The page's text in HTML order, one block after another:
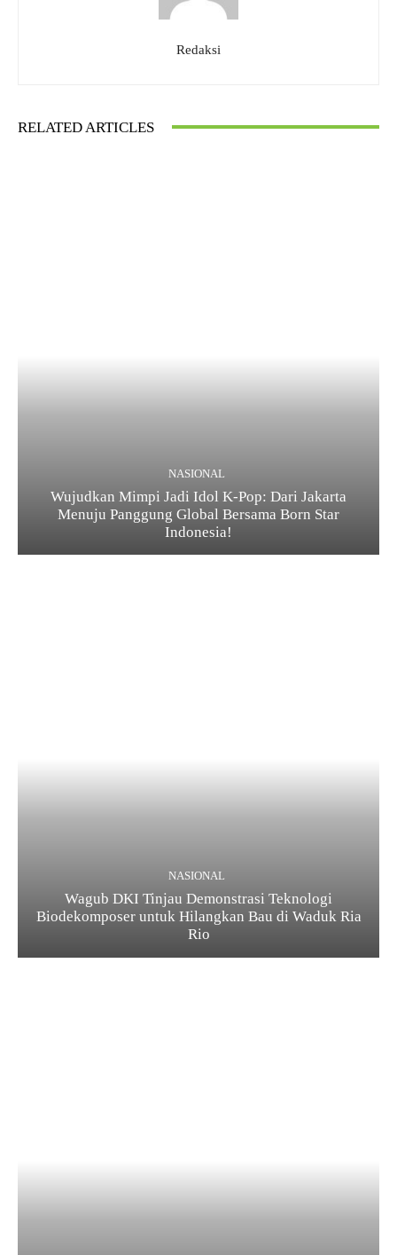
Redaksi
RELATED ARTICLES
NASIONAL
Wujudkan Mimpi Jadi Idol K-Pop: Dari Jakarta
Menuju Panggung Global Bersama Born Star
Indonesia!
NASIONAL
Wagub DKI Tinjau Demonstrasi Teknologi
Biodekomposer untuk Hilangkan Bau di Waduk Ria
Rio